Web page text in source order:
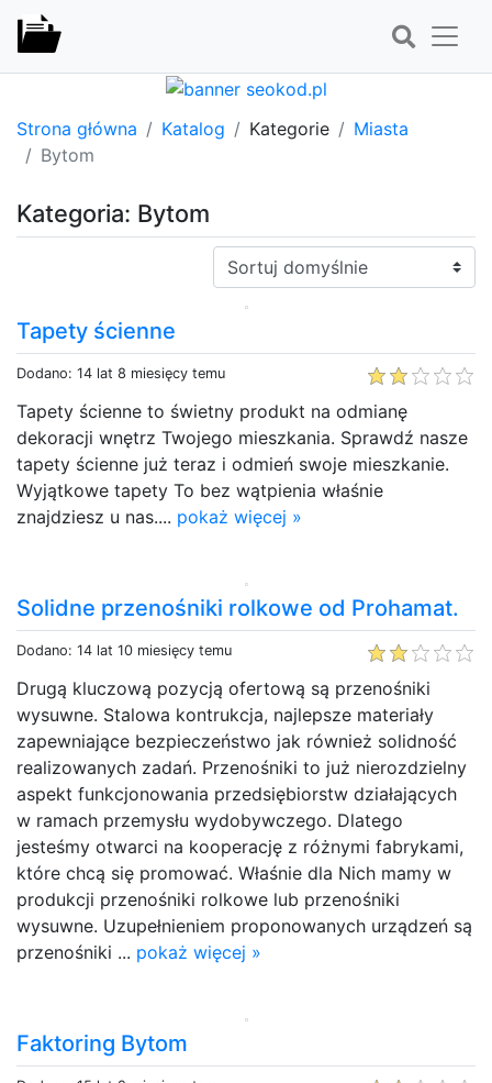
Strona główna Katalog Kategorie
Miasta
Bytom
Kategoria: Bytom
Sortuj:
Tapety ścienne
Dodano: 14 lat 8 miesięcy temu
Tapety ścienne to świetny produkt na odmianę
dekoracji wnętrz Twojego mieszkania. Sprawdź nasze
tapety ścienne już teraz i odmień swoje mieszkanie.
Wyjątkowe tapety To bez wątpienia właśnie
znajdziesz u nas.... pokaż więcej »
Solidne przenośniki rolkowe od Prohamat.
Dodano: 14 lat 10 miesięcy temu
Drugą kluczową pozycją ofertową są przenośniki
wysuwne. Stalowa kontrukcja, najlepsze materiały
zapewniające bezpieczeństwo jak również solidność
realizowanych zadań. Przenośniki to już nierozdzielny
aspekt funkcjonowania przedsiębiorstw działających
w ramach przemysłu wydobywczego. Dlatego
jesteśmy otwarci na kooperację z różnymi fabrykami,
które chcą się promować. Właśnie dla Nich mamy w
produkcji przenośniki rolkowe lub przenośniki
wysuwne. Uzupełnieniem proponowanych urządzeń są
przenośniki ... pokaż więcej »
Faktoring Bytom